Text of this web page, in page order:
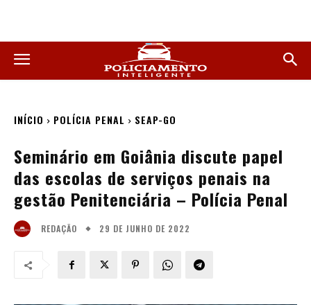
INÍCIO POLÍCIA PENAL SEAP-GO
Seminário em Goiânia discute papel
das escolas de serviços penais na
gestão Penitenciária – Polícia Penal
REDAÇÃO 29 DE JUNHO DE 2022